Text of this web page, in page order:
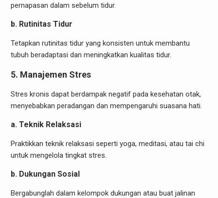
pernapasan dalam sebelum tidur.
b. Rutinitas Tidur
Tetapkan rutinitas tidur yang konsisten untuk membantu
tubuh beradaptasi dan meningkatkan kualitas tidur.
5. Manajemen Stres
Stres kronis dapat berdampak negatif pada kesehatan otak,
menyebabkan peradangan dan mempengaruhi suasana hati.
a. Teknik Relaksasi
Praktikkan teknik relaksasi seperti yoga, meditasi, atau tai chi
untuk mengelola tingkat stres.
b. Dukungan Sosial
Bergabunglah dalam kelompok dukungan atau buat jalinan